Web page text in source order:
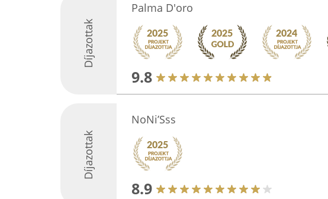
Díjazottak
Palma D'oro
9.8
Díjazottak
NoNi’Sss
8.9